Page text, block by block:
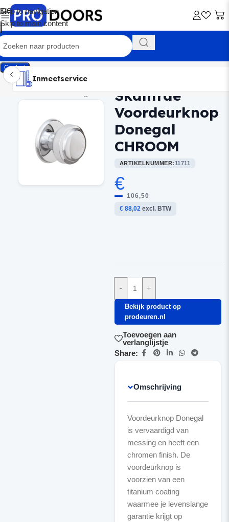
Skip to navigation
Skip to main content
Contact
Inmeetservice
Montageservice
Advies op maat
Showroom
Inmeetservice
Skantrae
Voordeurknop
Donegal
CHROOM
ARTIKELNUMMER:11711
€
106,50
€ 88,02excl. BTW
- +
Bekijk product op
prodeuren.nl
Toevoegen aan
verlanglijstje
Share:
Omschrijving
Voordeurknop Donegal
is vervaardigd van
messing en heeft een
chromen finish. De
voordeurknop is
voorzien van een
titanium coating
waarmee je levenslange
garantie krijgt op